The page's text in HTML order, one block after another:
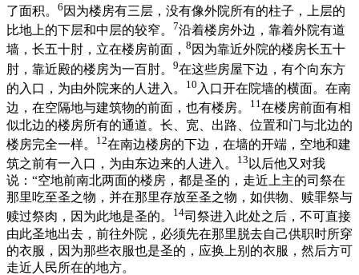
了面积。 6 因为楼房有三层，没有像外院所有的柱子，上层的
比地上的下层和中层的较窄。 7沿着楼房外边，靠着外院有道
墙，长五十肘，立在楼房前面， 8 因为靠近外院的楼房长五十
肘，靠近殿的楼房为一百肘。 9在这些房屋下边，有个向东方
的入口，为由外院来的人进入。
10 入口开在院墙的横面。在南
边，在空隔地与建筑物的前面，也有楼房。
11在楼房前面有相
似北边的楼房所有的通道。长、宽、出路、位置和门与北边的
楼房完全一样。
12在南边楼房的下边，在墙的开端，空地和建
筑之前有一入口，为由东边来的人进入。
13以后他又对我
说：“空地前南北两面的楼房，都是圣的，走近上主的司祭在
那里吃至圣之物，并在那里存放至圣之物，如供物、赎罪祭与
赎过祭肉，因为此地是圣的。
14司祭进入此处之后，不可直接
由此圣地出去，前往外院，必须先在那里脱去自己供职时所穿
的衣服，因为那些衣服也是圣的，应换上别的衣服，然后方可
走近人民所在的地方。